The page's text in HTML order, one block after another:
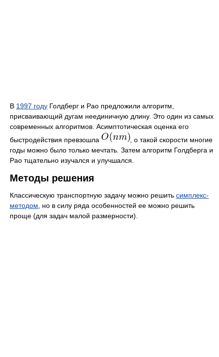
В 1997 году Голдберг и Рао предложили алгоритм,
присваивающий дугам неединичную длину. Это один из самых
современных алгоритмов. Асимптотическая оценка его
быстродействия превзошла
, о такой скорости многие
годы можно было только мечтать. Затем алгоритм Голдберга и
Рао тщательно изучался и улучшался.
Методы решения
Классическую транспортную задачу можно решить симплекс-
методом , но в силу ряда особенностей ее можно решить
проще (для задач малой размерности).